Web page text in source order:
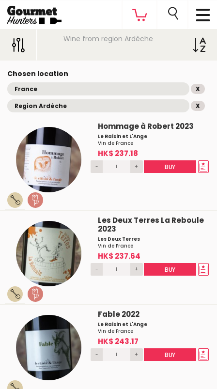
Wine from region Ardèche
Chosen location
France X
Region Ardèche X
Hommage à Robert 2023
Le Raisin et L'Ange
Vin de France
HK$ 237.18
- + BUY
Les Deux Terres La Reboule
2023
Les Deux Terres
Vin de France
HK$ 237.64
- + BUY
Fable 2022
Le Raisin et L'Ange
Vin de France
HK$ 243.17
- + BUY